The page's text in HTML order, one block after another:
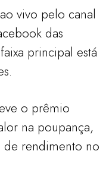
vivo pelo canal
das
principal está
o prêmio
na poupança,
de rendimento no